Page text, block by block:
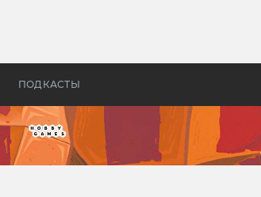
ПОДКАСТЫ
безумия